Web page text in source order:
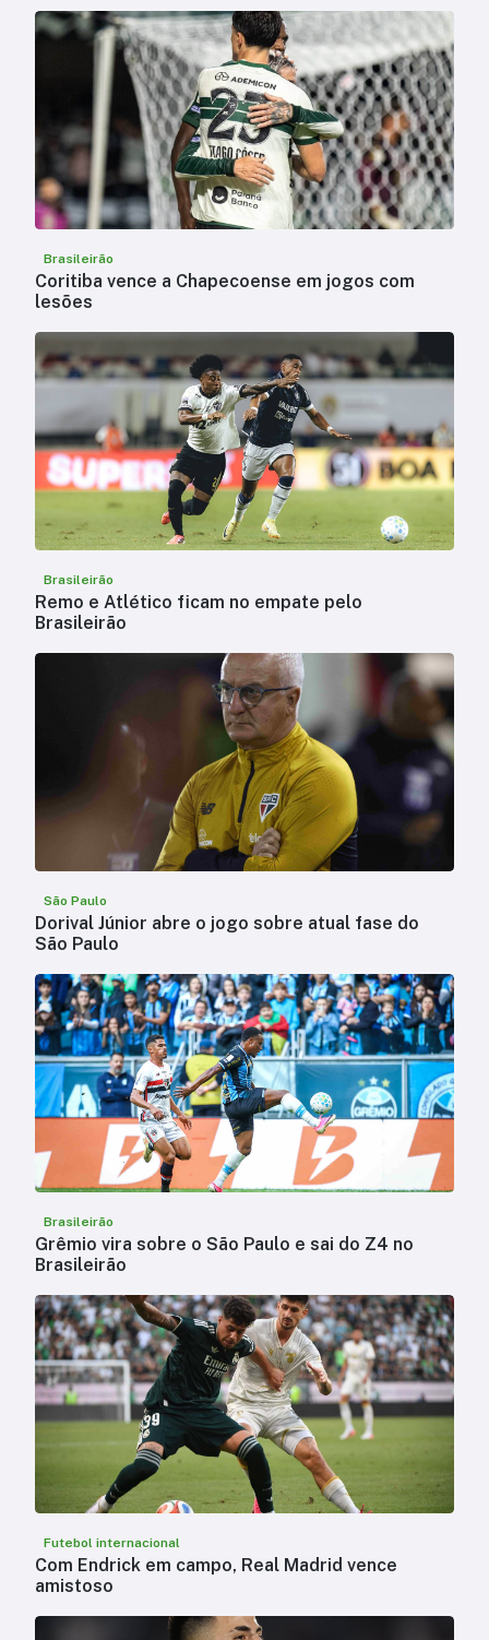
Brasileirão
Coritiba vence a Chapecoense em jogos com
lesões
Brasileirão
Remo e Atlético ficam no empate pelo
Brasileirão
São Paulo
Dorival Júnior abre o jogo sobre atual fase do
São Paulo
Brasileirão
Grêmio vira sobre o São Paulo e sai do Z4 no
Brasileirão
Futebol internacional
Com Endrick em campo, Real Madrid vence
amistoso